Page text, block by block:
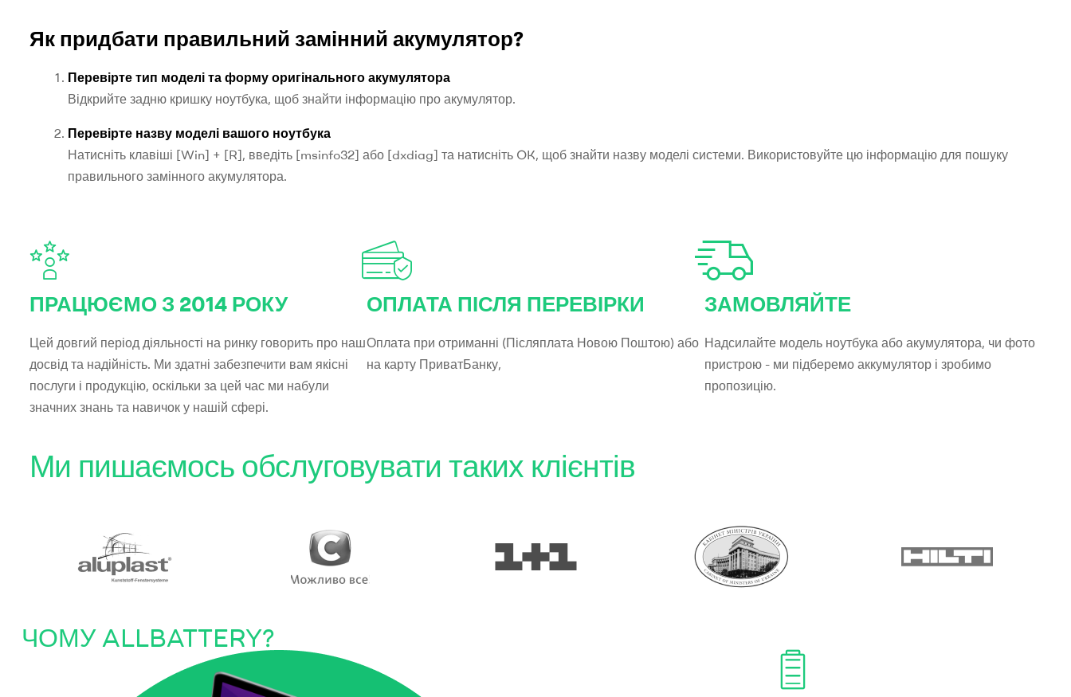
Як придбати правильний замінний акумулятор?
Перевірте тип моделі та форму оригінального акумулятора
Відкрийте задню кришку ноутбука, щоб знайти інформацію про акумулятор.
Перевірте назву моделі вашого ноутбука
Натисніть клавіші [Win] + [R], введіть [msinfo32] або [dxdiag] та натисніть OK, щоб знайти назву моделі системи. Використовуйте цю інформацію для пошуку
правильного замінного акумулятора.
ПРАЦЮЄМО З 2014 РОКУ
Цей довгий період діяльності на ринку говорить про наш
досвід та надійність. Ми здатні забезпечити вам якісні
послуги і продукцію, оскільки за цей час ми набули
значних знань та навичок у нашій сфері.
ОПЛАТА ПІСЛЯ ПЕРЕВІРКИ
Оплата при отриманні (Післяплата Новою Поштою) або
на карту ПриватБанку,
ЗАМОВЛЯЙТЕ
Надсилайте модель ноутбука або акумулятора, чи фото
пристрою - ми підберемо аккумулятор і зробимо
пропозицію.
Ми пишаємось обслуговувати таких клієнтів
ЧОМУ ALLBATTERY?